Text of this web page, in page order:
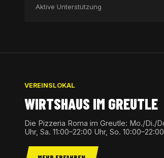
Aktive Unterstützung
VEREINSLOKAL
WIRTSHAUS IM GREUTLE
Die Pizzeria Roma im Greutle: Mo./Di./
Uhr, Sa. 11:00–22:00 Uhr, So.